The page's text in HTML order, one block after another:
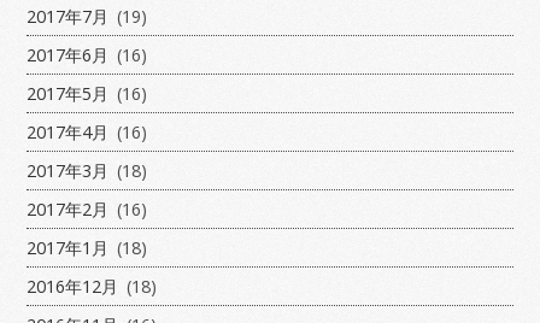
2017年7月 (19)
2017年6月 (16)
2017年5月 (16)
2017年4月 (16)
2017年3月 (18)
2017年2月 (16)
2017年1月 (18)
2016年12月 (18)